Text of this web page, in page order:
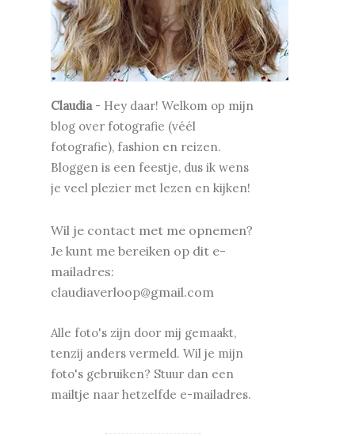
Claudia- Hey daar! Welkom op mijn
blog over fotografie (véél
fotografie), fashion en reizen.
Bloggen is een feestje, dus ik wens
je veel plezier met lezen en kijken!
Wil je contact met me opnemen?
Je kunt me bereiken op dit e-
mailadres:
claudiaverloop@gmail.com
Alle foto's zijn door mij gemaakt,
tenzij anders vermeld. Wil je mijn
foto's gebruiken? Stuur dan een
mailtje naar hetzelfde e-mailadres.